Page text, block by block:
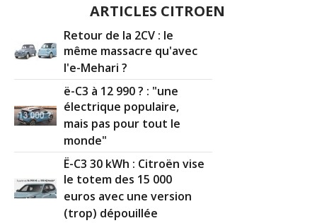
ARTICLES CITROEN
Retour de la 2CV : le
même massacre qu'avec
l'e-Mehari ?
ë-C3 à 12 990 ? : "une
électrique populaire,
mais pas pour tout le
monde"
Ë-C3 30 kWh : Citroën vise
le totem des 15 000
euros avec une version
(trop) dépouillée